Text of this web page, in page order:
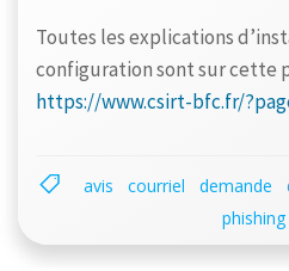
Toutes les explications
configuration sont sur cette
https://www.csirt-bfc.fr/
avis courriel demande
phishing